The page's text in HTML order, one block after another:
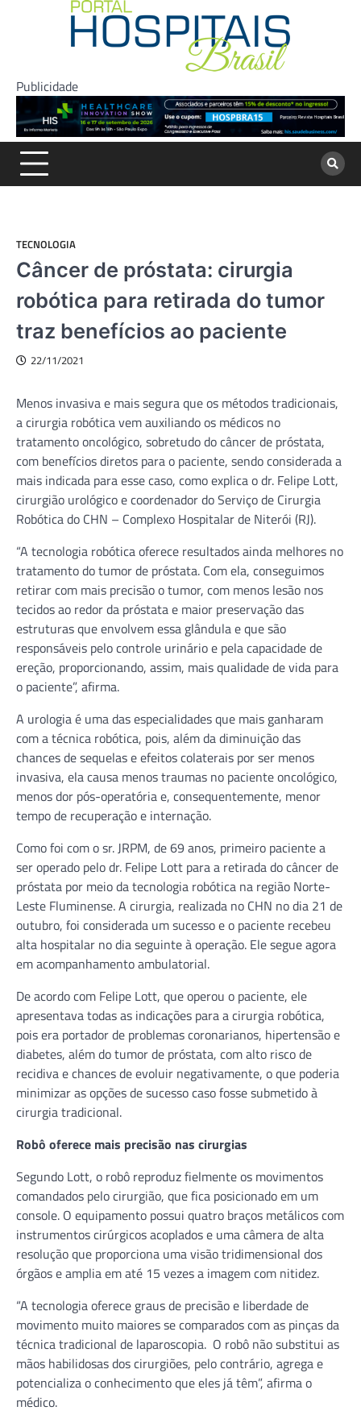
Publicidade
TECNOLOGIA
Câncer de próstata: cirurgia
robótica para retirada do tumor
traz benefícios ao paciente
22/11/2021
Menos invasiva e mais segura que os métodos tradicionais,
a cirurgia robótica vem auxiliando os médicos no
tratamento oncológico, sobretudo do câncer de próstata,
com benefícios diretos para o paciente, sendo considerada a
mais indicada para esse caso, como explica o dr. Felipe Lott,
cirurgião urológico e coordenador do Serviço de Cirurgia
Robótica do CHN – Complexo Hospitalar de Niterói (RJ).
“A tecnologia robótica oferece resultados ainda melhores no
tratamento do tumor de próstata. Com ela, conseguimos
retirar com mais precisão o tumor, com menos lesão nos
tecidos ao redor da próstata e maior preservação das
estruturas que envolvem essa glândula e que são
responsáveis pelo controle urinário e pela capacidade de
ereção, proporcionando, assim, mais qualidade de vida para
o paciente”, afirma.
A urologia é uma das especialidades que mais ganharam
com a técnica robótica, pois, além da diminuição das
chances de sequelas e efeitos colaterais por ser menos
invasiva, ela causa menos traumas no paciente oncológico,
menos dor pós-operatória e, consequentemente, menor
tempo de recuperação e internação.
Como foi com o sr. JRPM, de 69 anos, primeiro paciente a
ser operado pelo dr. Felipe Lott para a retirada do câncer de
próstata por meio da tecnologia robótica na região Norte-
Leste Fluminense. A cirurgia, realizada no CHN no dia 21 de
outubro, foi considerada um sucesso e o paciente recebeu
alta hospitalar no dia seguinte à operação. Ele segue agora
em acompanhamento ambulatorial.
De acordo com Felipe Lott, que operou o paciente, ele
apresentava todas as indicações para a cirurgia robótica,
pois era portador de problemas coronarianos, hipertensão e
diabetes, além do tumor de próstata, com alto risco de
recidiva e chances de evoluir negativamente, o que poderia
minimizar as opções de sucesso caso fosse submetido à
cirurgia tradicional.
Robô oferece mais precisão nas cirurgias
Segundo Lott, o robô reproduz fielmente os movimentos
comandados pelo cirurgião, que fica posicionado em um
console. O equipamento possui quatro braços metálicos com
instrumentos cirúrgicos acoplados e uma câmera de alta
resolução que proporciona uma visão tridimensional dos
órgãos e amplia em até 15 vezes a imagem com nitidez.
“A tecnologia oferece graus de precisão e liberdade de
movimento muito maiores se comparados com as pinças da
técnica tradicional de laparoscopia. O robô não substitui as
mãos habilidosas dos cirurgiões, pelo contrário, agrega e
potencializa o conhecimento que eles já têm”, afirma o
médico.